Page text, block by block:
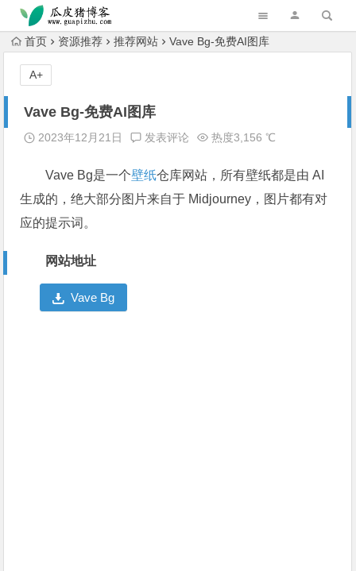
跳转到主内容
首页 资源推荐 推荐网站 Vave Bg-免费AI图库
Vave Bg-免费AI图库
2023年12月21日 发表评论 热度3,156 ℃
Vave Bg是一个壁纸仓库网站，所有壁纸都是由 AI
生成的，绝大部分图片来自于 Midjourney，图片都有对
应的提示词。
网站地址
Vave Bg
A+